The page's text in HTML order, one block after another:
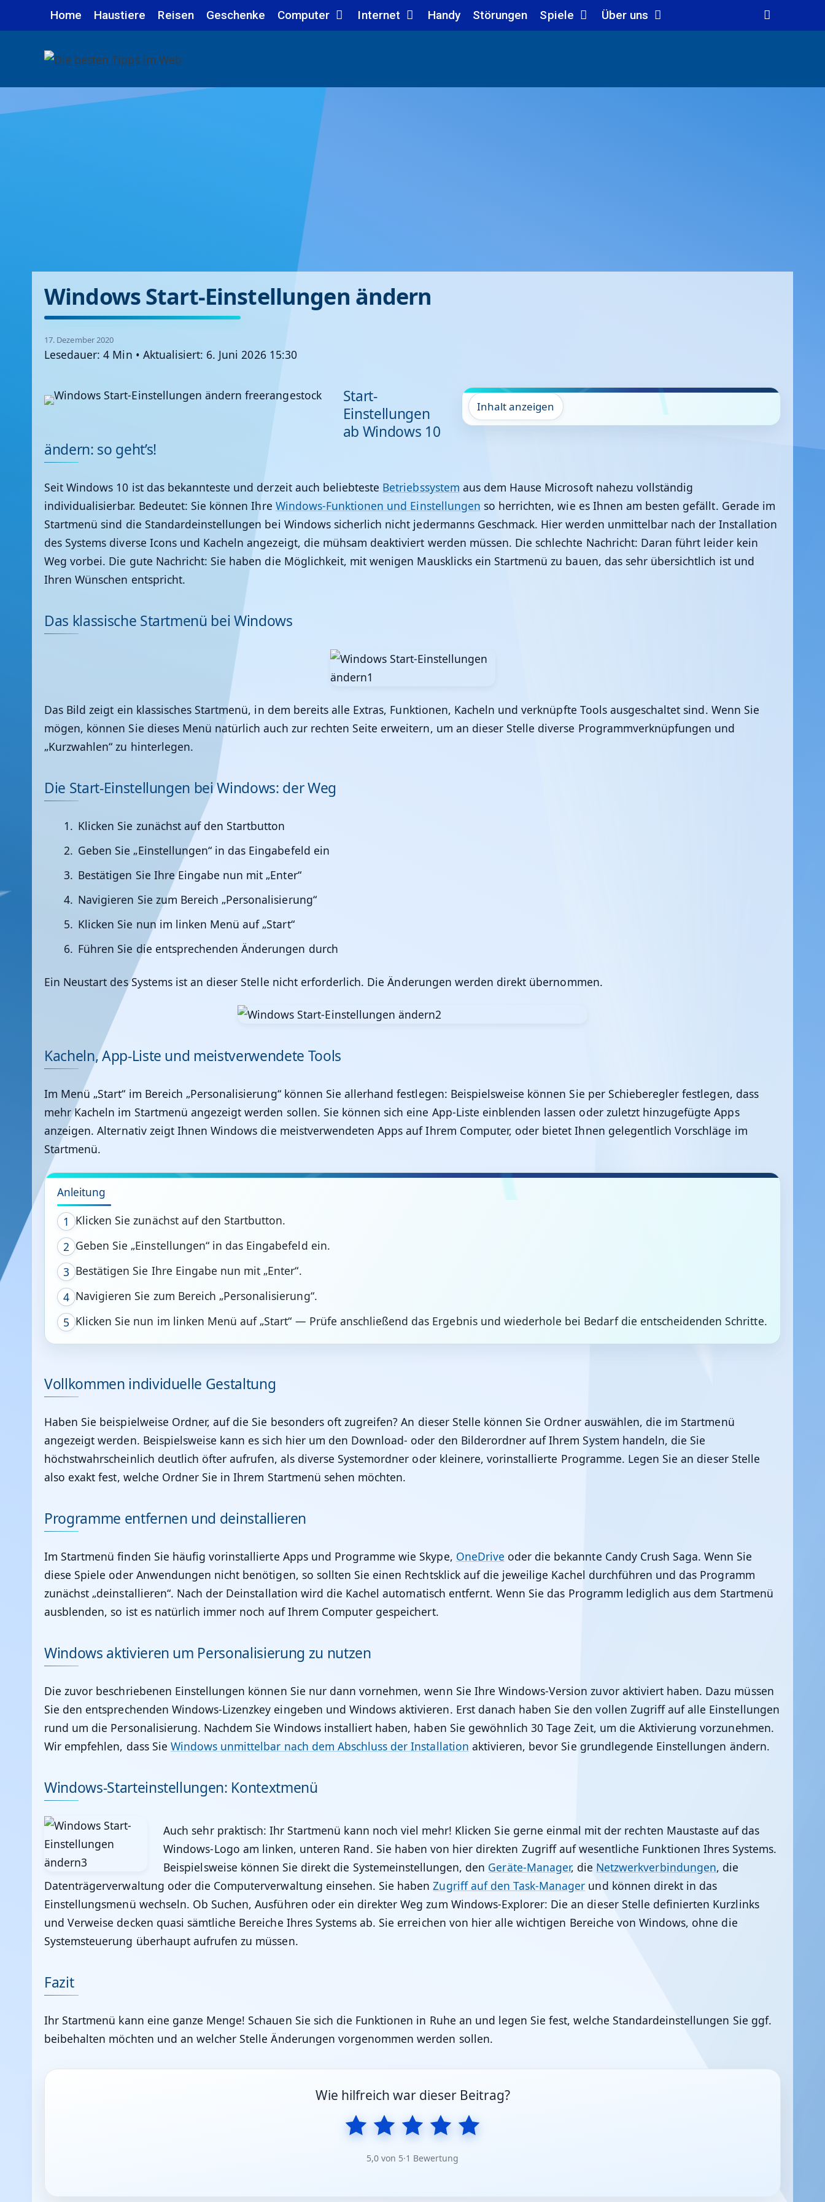
Inhalt
Home Haustiere Reisen Geschenke Computer Internet Handy Störungen Spiele Über uns
Windows Start-Einstellungen ändern
17. Dezember 2020
Lesedauer: 4 Min • Aktualisiert: 6. Juni 2026 15:30
Inhalt anzeigen
Start-
Einstellungen
ab Windows 10
ändern: so geht’s!
Seit Windows 10 ist das bekannteste und derzeit auch beliebteste Betriebssystem aus dem Hause Microsoft nahezu vollständig
individualisierbar. Bedeutet: Sie können Ihre Windows-Funktionen und Einstellungen so herrichten, wie es Ihnen am besten gefällt. Gerade im
Startmenü sind die Standardeinstellungen bei Windows sicherlich nicht jedermanns Geschmack. Hier werden unmittelbar nach der Installation
des Systems diverse Icons und Kacheln angezeigt, die mühsam deaktiviert werden müssen. Die schlechte Nachricht: Daran führt leider kein
Weg vorbei. Die gute Nachricht: Sie haben die Möglichkeit, mit wenigen Mausklicks ein Startmenü zu bauen, das sehr übersichtlich ist und
Ihren Wünschen entspricht.
Das klassische Startmenü bei Windows
Das Bild zeigt ein klassisches Startmenü, in dem bereits alle Extras, Funktionen, Kacheln und verknüpfte Tools ausgeschaltet sind. Wenn Sie
mögen, können Sie dieses Menü natürlich auch zur rechten Seite erweitern, um an dieser Stelle diverse Programmverknüpfungen und
„Kurzwahlen“ zu hinterlegen.
Die Start-Einstellungen bei Windows: der Weg
Klicken Sie zunächst auf den Startbutton
Geben Sie „Einstellungen“ in das Eingabefeld ein
Bestätigen Sie Ihre Eingabe nun mit „Enter“
Navigieren Sie zum Bereich „Personalisierung“
Klicken Sie nun im linken Menü auf „Start“
Führen Sie die entsprechenden Änderungen durch
Ein Neustart des Systems ist an dieser Stelle nicht erforderlich. Die Änderungen werden direkt übernommen.
Kacheln, App-Liste und meistverwendete Tools
Im Menü „Start“ im Bereich „Personalisierung“ können Sie allerhand festlegen: Beispielsweise können Sie per Schieberegler festlegen, dass
mehr Kacheln im Startmenü angezeigt werden sollen. Sie können sich eine App-Liste einblenden lassen oder zuletzt hinzugefügte Apps
anzeigen. Alternativ zeigt Ihnen Windows die meistverwendeten Apps auf Ihrem Computer, oder bietet Ihnen gelegentlich Vorschläge im
Startmenü.
Anleitung
1 Klicken Sie zunächst auf den Startbutton.
2 Geben Sie „Einstellungen“ in das Eingabefeld ein.
3 Bestätigen Sie Ihre Eingabe nun mit „Enter“.
4 Navigieren Sie zum Bereich „Personalisierung“.
5 Klicken Sie nun im linken Menü auf „Start“ — Prüfe anschließend das Ergebnis und wiederhole bei Bedarf die entscheidenden Schritte.
Vollkommen individuelle Gestaltung
Haben Sie beispielweise Ordner, auf die Sie besonders oft zugreifen? An dieser Stelle können Sie Ordner auswählen, die im Startmenü
angezeigt werden. Beispielsweise kann es sich hier um den Download- oder den Bilderordner auf Ihrem System handeln, die Sie
höchstwahrscheinlich deutlich öfter aufrufen, als diverse Systemordner oder kleinere, vorinstallierte Programme. Legen Sie an dieser Stelle
also exakt fest, welche Ordner Sie in Ihrem Startmenü sehen möchten.
Programme entfernen und deinstallieren
Im Startmenü finden Sie häufig vorinstallierte Apps und Programme wie Skype, OneDrive oder die bekannte Candy Crush Saga. Wenn Sie
diese Spiele oder Anwendungen nicht benötigen, so sollten Sie einen Rechtsklick auf die jeweilige Kachel durchführen und das Programm
zunächst „deinstallieren“. Nach der Deinstallation wird die Kachel automatisch entfernt. Wenn Sie das Programm lediglich aus dem Startmenü
ausblenden, so ist es natürlich immer noch auf Ihrem Computer gespeichert.
Windows aktivieren um Personalisierung zu nutzen
Die zuvor beschriebenen Einstellungen können Sie nur dann vornehmen, wenn Sie Ihre Windows-Version zuvor aktiviert haben. Dazu müssen
Sie den entsprechenden Windows-Lizenzkey eingeben und Windows aktivieren. Erst danach haben Sie den vollen Zugriff auf alle Einstellungen
rund um die Personalisierung. Nachdem Sie Windows installiert haben, haben Sie gewöhnlich 30 Tage Zeit, um die Aktivierung vorzunehmen.
Wir empfehlen, dass Sie Windows unmittelbar nach dem Abschluss der Installation aktivieren, bevor Sie grundlegende Einstellungen ändern.
Windows-Starteinstellungen: Kontextmenü
Auch sehr praktisch: Ihr Startmenü kann noch viel mehr! Klicken Sie gerne einmal mit der rechten Maustaste auf das
Windows-Logo am linken, unteren Rand. Sie haben von hier direkten Zugriff auf wesentliche Funktionen Ihres Systems.
Beispielsweise können Sie direkt die Systemeinstellungen, den Geräte-Manager, die Netzwerkverbindungen, die
Datenträgerverwaltung oder die Computerverwaltung einsehen. Sie habenZugriff auf den Task-Manager und können direkt in das
Einstellungsmenü wechseln. Ob Suchen, Ausführen oder ein direkter Weg zum Windows-Explorer: Die an dieser Stelle definierten Kurzlinks
und Verweise decken quasi sämtliche Bereiche Ihres Systems ab. Sie erreichen von hier alle wichtigen Bereiche von Windows, ohne die
Systemsteuerung überhaupt aufrufen zu müssen.
Fazit
Ihr Startmenü kann eine ganze Menge! Schauen Sie sich die Funktionen in Ruhe an und legen Sie fest, welche Standardeinstellungen Sie ggf.
beibehalten möchten und an welcher Stelle Änderungen vorgenommen werden sollen.
Wie hilfreich war dieser Beitrag?
5,0 von 5·1 Bewertung